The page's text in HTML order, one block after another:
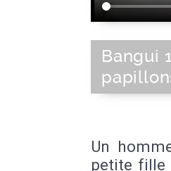
Bangui
Un
petite fille